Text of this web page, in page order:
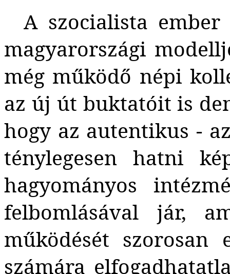
A szocialista ember
magyarországi
még működő népi
az új út buktatóit is
hogy az autentikus -
ténylegesen hatni
hagyományos
felbomlásával jár,
működését
számára